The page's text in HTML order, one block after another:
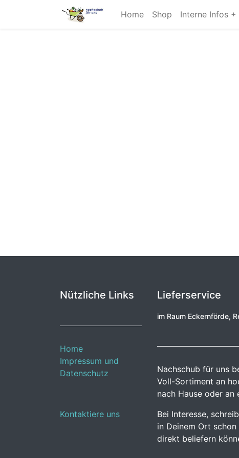
Home Shop Interne Infos +
Nützliche Links
Home
Impressum und
Datenschutz
Kontaktiere uns
Lieferservice
im Raum Eckernförde,
Nachschub für uns
Voll-Sortiment an
nach Hause oder an
Bei Interesse,
in Deinem Ort
direkt beliefern